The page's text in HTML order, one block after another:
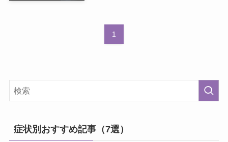
1
症状別おすすめ記事（7選）